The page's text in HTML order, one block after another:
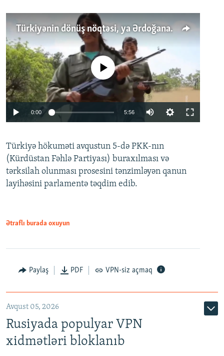
Türkiyənin dönüş nöqtəsi, ya Ərdoğana üçüncü şans: PKK ilə qəfil barışıq nə deməkdir?
Auto 240p 360p 480p
720p 1080p
No media source currently available
0:00 5:56
360p
480p
Türkiyə hökuməti avqustun 5-də PKK-nın
(Kürdüstan Fəhlə Partiyası) buraxılması və
tərksilah olunması prosesini tənzimləyən qanun
layihəsini parlamentə təqdim edib.
Ətraflı burada oxuyun
Paylaş PDF VPN-siz açmaq
Avqust 05, 2026
Rusiyada populyar VPN
xidmətləri bloklanıb